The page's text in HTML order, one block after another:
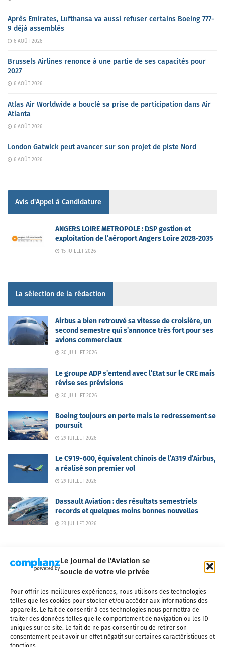
Le Journal de l'Aviation se
soucie de votre vie privée
Pour offrir les meilleures expériences, nous utilisons des technologies
telles que les cookies pour stocker et/ou accéder aux informations des
appareils. Le fait de consentir à ces technologies nous permettra de
traiter des données telles que le comportement de navigation ou les ID
uniques sur ce site. Le fait de ne pas consentir ou de retirer son
consentement peut avoir un effet négatif sur certaines caractéristiques et
Après Emirates, Lufthansa va aussi refuser certains Boeing 777-
9 déjà assemblés
6 AOÛT 2026
Brussels Airlines renonce à une partie de ses capacités pour
2027
6 AOÛT 2026
Atlas Air Worldwide a bouclé sa prise de participation dans Air
Atlanta
6 AOÛT 2026
London Gatwick peut avancer sur son projet de piste Nord
6 AOÛT 2026
Avis d'Appel à Candidature
ANGERS LOIRE METROPOLE : DSP gestion et
exploitation de l’aéroport Angers Loire 2028-2035
15 JUILLET 2026
La sélection de la rédaction
Airbus a bien retrouvé sa vitesse de croisière, un
second semestre qui s’annonce très fort pour ses
avions commerciaux
30 JUILLET 2026
Le groupe ADP s’entend avec l’Etat sur le CRE mais
révise ses prévisions
30 JUILLET 2026
Boeing toujours en perte mais le redressement se
poursuit
29 JUILLET 2026
Le C919-600, équivalent chinois de l’A319 d’Airbus,
a réalisé son premier vol
29 JUILLET 2026
Dassault Aviation : des résultats semestriels
records et quelques moins bonnes nouvelles
23 JUILLET 2026
Qui sommes-nous ? Nous contacter
Partenaires
Mentions légales
CGV Politique de confidentialité Cookies